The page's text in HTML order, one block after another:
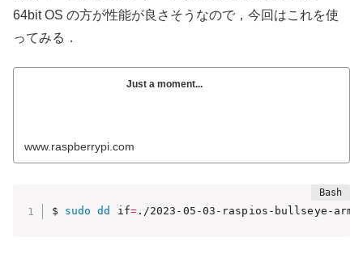
64bit OS の方が性能が良さそうなので，今回はこれを使
ってみる．
Just a moment...
www.raspberrypi.com
$ sudo dd if=./2023-05-03-raspios-bullseye-